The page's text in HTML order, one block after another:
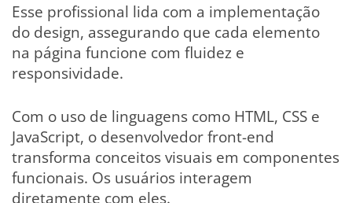
Esse profissional lida com a implementação
do design, assegurando que cada elemento
na página funcione com fluidez e
responsividade.
Com o uso de linguagens como HTML, CSS e
JavaScript, o desenvolvedor front-end
transforma conceitos visuais em componentes
funcionais. Os usuários interagem
diretamente com eles.